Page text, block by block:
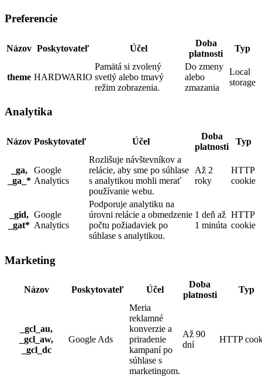
Preferencie
Názov Poskytovateľ Účel
Doba
platnosti
Typ
theme HARDWARIO
Pamätá si zvolený
svetlý alebo tmavý
režim zobrazenia.
Do zmeny
alebo
zmazania
Local
storage
Analytika
Názov Poskytovateľ Účel
Doba
platnosti
Typ
_ga,
_ga_*
Google
Analytics
Rozlišuje návštevníkov a
relácie, aby sme po súhlase
s analytikou mohli merať
používanie webu.
Až 2
roky
HTTP
cookie
_gid,
_gat*
Google
Analytics
Podporuje analytiku na
úrovni relácie a obmedzenie
počtu požiadaviek po
súhlase s analytikou.
1 deň až
1 minúta
HTTP
cookie
Marketing
Názov Poskytovateľ Účel
Doba
platnosti
Typ
_gcl_au,
_gcl_aw,
_gcl_dc
Google Ads
Meria
reklamné
konverzie a
priradenie
kampaní po
súhlase s
marketingom.
Až 90
dní
HTTP